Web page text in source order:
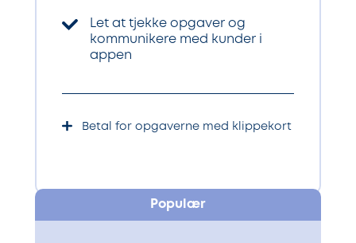
Let at tjekke opgaver og
kommunikere med kunder i
appen
Betal for opgaverne med klippekort